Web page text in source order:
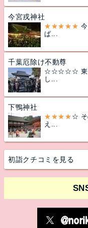
今宮戎神社
★★★★★
ぱ...
千葉厄除け不動尊
☆☆☆☆☆ 東金
し...
下鴨神社
★★★★ ☆ そ
え...
初詣クチコミを見る